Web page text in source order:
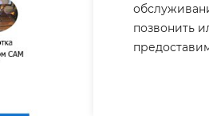
позвонить